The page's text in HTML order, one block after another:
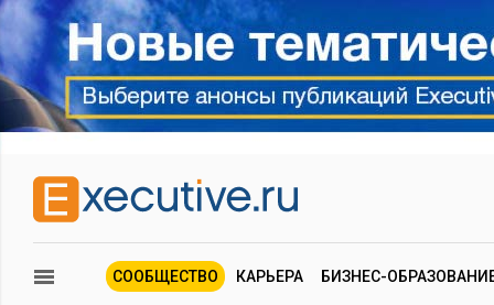
СООБЩЕСТВО КАРЬЕРА БИЗНЕС-